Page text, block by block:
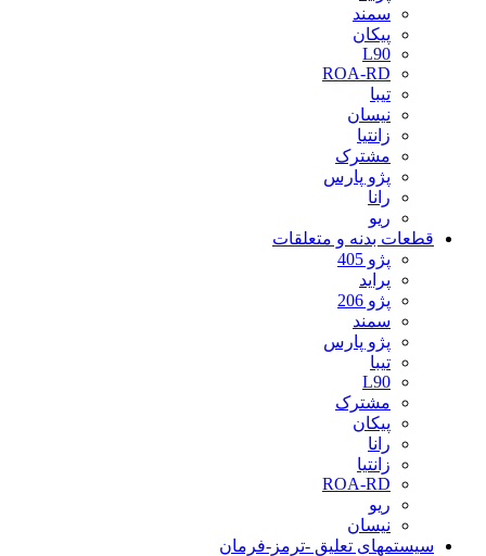
سمند
پیکان
L90
ROA-RD
تیبا
نیسان
زانتیا
مشترک
پژو پارس
رانا
ریو
قطعات بدنه و متعلقات
پژو 405
پراید
پژو 206
سمند
پژو پارس
تیبا
L90
مشترک
پیکان
رانا
زانتیا
ROA-RD
ریو
نیسان
سیستمهای تعلیق -ترمز-فرمان